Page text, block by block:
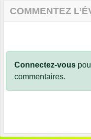
COMMENTEZ
Connectez-vous
commentaires.